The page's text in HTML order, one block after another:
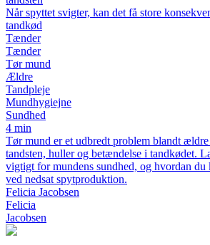
Når spyttet svigter, kan det få store
tandkød
Tænder
Tænder
Tør mund
Ældre
Tandpleje
Mundhygiejne
Sundhed
4 min
Tør mund er et udbredt problem blandt
tandsten, huller og betændelse i tandkødet.
vigtigt for mundens sundhed, og hvordan du
ved nedsat spytproduktion.
Felicia Jacobsen
Felicia
Jacobsen